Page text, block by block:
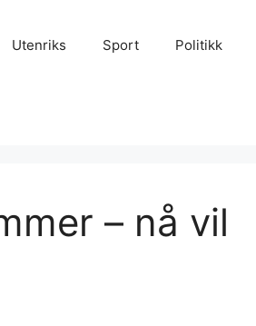
Utenriks Sport Politikk
– nå vil